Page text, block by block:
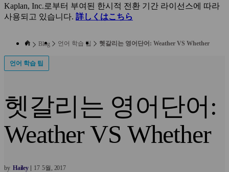
Kaplan, Inc.로부터 부여된 한시적 전환 기간 라이선스에 따라
사용되고 있습니다. 詳しくはこちら
Blog 언어 학습 팁 헷갈리는 영어단어: Weather VS Whether
언어 학습 팁
헷갈리는 영어단어:
Weather VS Whether
by Hailey 17 5월 2017